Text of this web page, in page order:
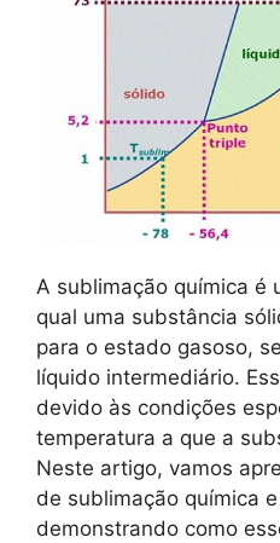
A sublimação química é
qual uma substância
para o estado gasoso,
líquido intermediário.
devido às condições
temperatura a que a
Neste artigo, vamos
de sublimação química
demonstrando como